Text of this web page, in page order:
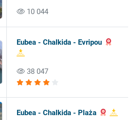
10 044
Eubea - Chalkida - Evripou
38 047
Eubea - Chalkida - Plaża